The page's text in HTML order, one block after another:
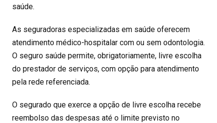
saúde.
As seguradoras especializadas em saúde oferecem
atendimento médico-hospitalar com ou sem odontologia.
O seguro saúde permite, obrigatoriamente, livre escolha
do prestador de serviços, com opção para atendimento
pela rede referenciada.
O segurado que exerce a opção de livre escolha recebe
reembolso das despesas até o limite previsto no